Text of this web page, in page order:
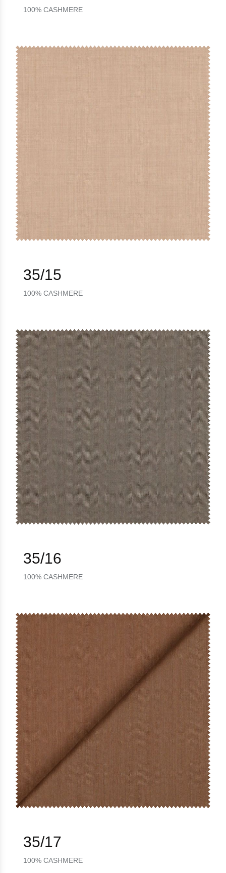
100% CASHMERE
35/15
100% CASHMERE
35/16
100% CASHMERE
35/17
100% CASHMERE